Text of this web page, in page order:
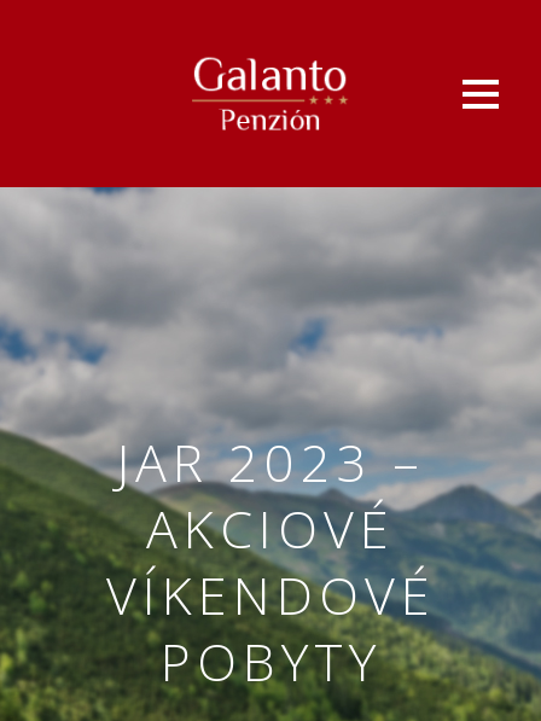
JAR 2023 –
AKCIOVÉ
VÍKENDOVÉ
POBYTY